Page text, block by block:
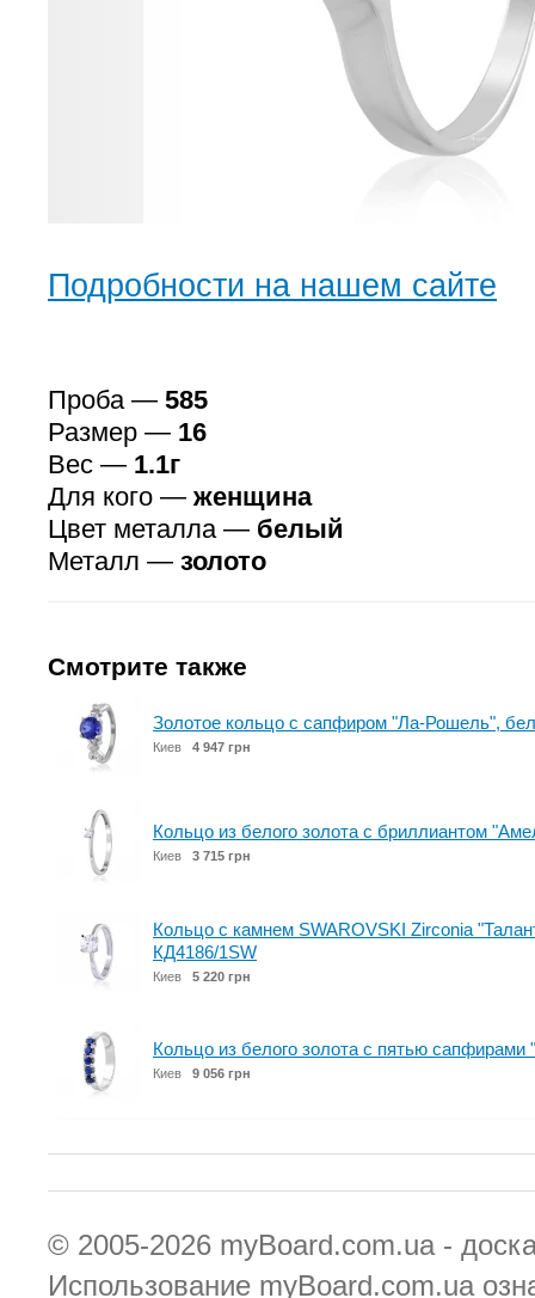
Подробности на нашем сайте
Проба — 585
Размер — 16
Вес — 1.1г
Для кого — женщина
Цвет металла — белый
Металл — золото
Смотрите также
Золотое кольцо с сапфиром "Ла-Рошель",
Киев 4 947 грн
Кольцо из белого золота с бриллиантом
Киев 3 715 грн
Кольцо с камнем SWAROVSKI Zirconia
КД4186/1SW
Киев 5 220 грн
Кольцо из белого золота с пятью
Киев 9 056 грн
© 2005-2026 myBoard.com.ua -
Использование myBoard.com.ua